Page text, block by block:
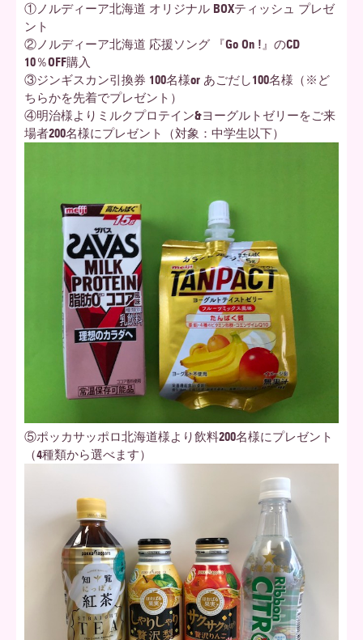
道
①ノルディーア北海道 オリジナル BOXティッシュ プレゼ
ント
②ノルディーア北海道 応援ソング 『Go On !』のCD
10％OFF購入
③ジンギスカン引換券 100名様or あごだし100名様（※ど
ちらかを先着でプレゼント）
④明治様よりミルクプロテイン&ヨーグルトゼリーをご来
場者200名様にプレゼント（対象：中学生以下）
⑤ポッカサッポロ北海道様より飲料200名様にプレゼント
（4種類から選べます）